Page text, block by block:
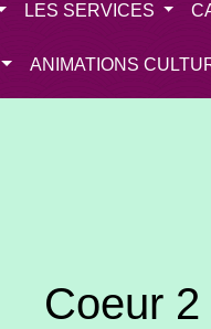
LES SERVICES
ANIMATIONS
Coeur